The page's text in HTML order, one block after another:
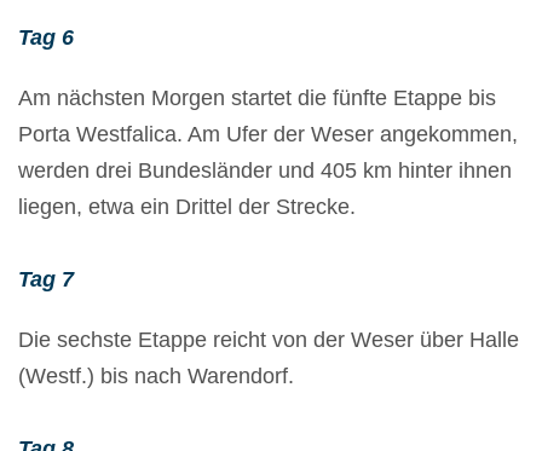
Tag 6
Am nächsten Morgen startet die fünfte Etappe bis
Porta Westfalica. Am Ufer der Weser angekommen,
werden drei Bundesländer und 405 km hinter ihnen
liegen, etwa ein Drittel der Strecke.
Tag 7
Die sechste Etappe reicht von der Weser über Halle
(Westf.) bis nach Warendorf.